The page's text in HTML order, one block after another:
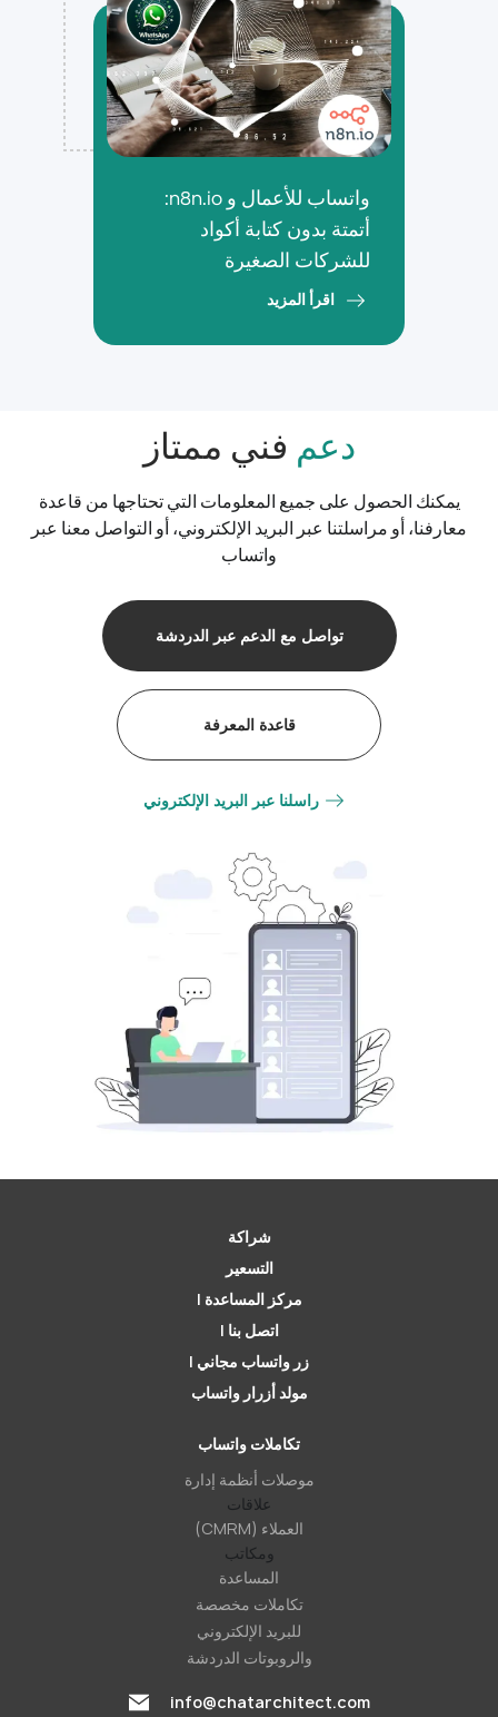
واتساب للأعمال و n8n.io:
أتمتة بدون كتابة أكواد
للشركات الصغيرة
اقرأ المزيد
دعم فني ممتاز
يمكنك الحصول على جميع المعلومات التي تحتاجها من قاعدة
معارفنا، أو مراسلتنا عبر البريد الإلكتروني، أو التواصل معنا عبر
واتساب
تواصل مع الدعم عبر الدردشة
قاعدة المعرفة
راسلنا عبر البريد الإلكتروني
شراكة
التسعير
مركز المساعدة |
اتصل بنا |
زر واتساب مجاني |
مولد أزرار واتساب
تكاملات واتساب
موصلات أنظمة إدارة
علاقات
العملاء (CMRM)
ومكاتب
المساعدة
تكاملات مخصصة
للبريد الإلكتروني
والروبوتات الدردشة
info@chatarchitect.com